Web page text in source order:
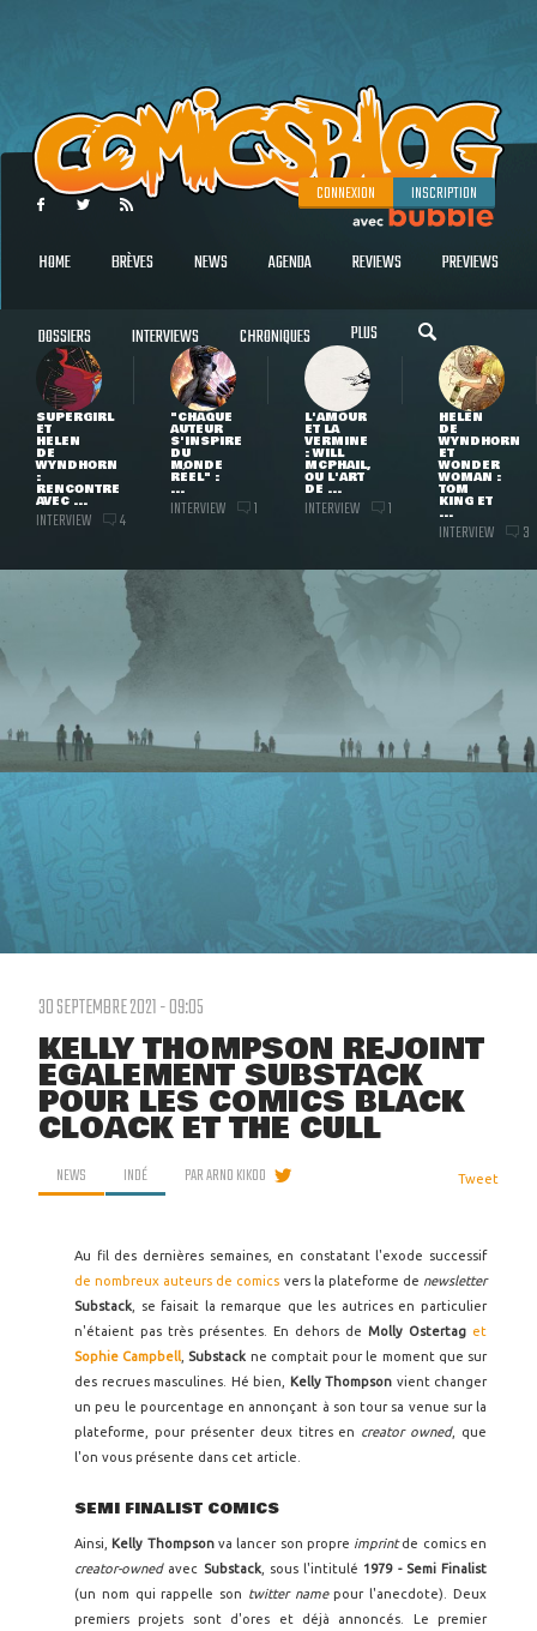
CONNEXION INSCRIPTION
HOME BRÈVES NEWS AGENDA REVIEWS PREVIEWS
DOSSIERS INTERVIEWS CHRONIQUES PLUS
SUPERGIRL
ET
HELEN
DE
WYNDHORN
:
RENCONTRE
AVEC ...
INTERVIEW 4
"CHAQUE
AUTEUR
S'INSPIRE
DU
MONDE
RÉEL" :
...
INTERVIEW 1
L'AMOUR
ET LA
VERMINE
: WILL
MCPHAIL,
OU L'ART
DE ...
INTERVIEW 1
HELEN
DE
WYNDHORN
ET
WONDER
WOMAN :
TOM
KING ET
...
INTERVIEW 3
30 SEPTEMBRE 2021 - 09:05
KELLY THOMPSON REJOINT
ÉGALEMENT SUBSTACK
POUR LES COMICS BLACK
CLOACK ET THE CULL
NEWS INDÉ PARARNO KIKOO Tweet
Au fil des dernières semaines, en constatant l'exode successif
de nombreux auteurs de comics vers la plateforme de newsletter
Substack , se faisait la remarque que les autrices en particulier
n'étaient pas très présentes. En dehors de Molly Ostertag et
Sophie Campbell Substack ne comptait pour le moment que sur
des recrues masculines. Hé bien,
Kelly Thompson vient changer
un peu le pourcentage en annonçant à son tour sa venue sur la
plateforme, pour présenter deux titres en creator owned, que
l'on vous présente dans cet article.
SEMI FINALIST COMICS
Ainsi, Kelly Thompson va lancer son propre imprintde comics en
creator-owned avec Substack, sous l'intitulé 1979 - Semi Finalist
(un nom qui rappelle son twitter namepour l'anecdote). Deux
premiers projets sont d'ores et déjà annoncés. Le premier